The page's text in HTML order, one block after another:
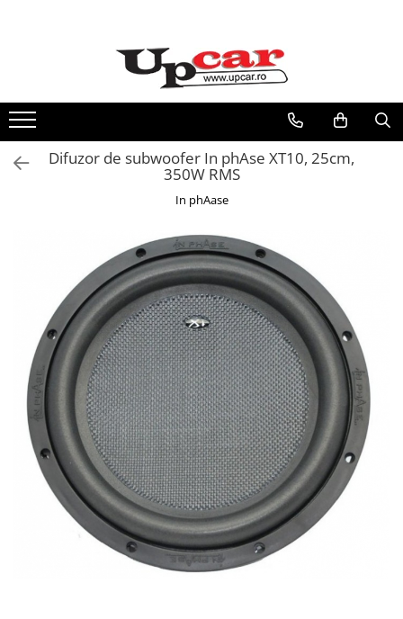
Toate Produsele
Tricicluri Electrice
ATV-uri Electrice
Trotinete Electrice
RESIGILATE
Electrice si Electronice
Aplice si Pendule
Electrocasnice Mici
Audio & Video
Difuzor de subwoofer In phAse XT10, 25cm,
350W RMS
In phAase